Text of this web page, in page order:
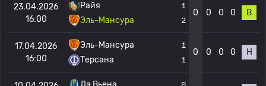
23.04.2026
16:00
Райя
Эль-Мансура
1
2
0 0 0 0 В
17.04.2026
16:00
Эль-Мансура
Терсана
1
1
0 0 0 0 Н